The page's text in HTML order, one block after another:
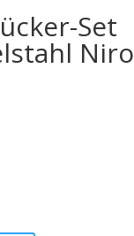
Set
Niro